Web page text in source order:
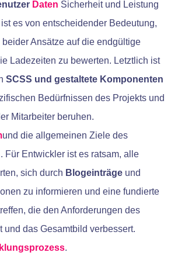
Daten Sicherheit und Leistung
es von entscheidender Bedeutung,
Ansätze auf die endgültige
Ladezeiten zu bewerten. Letztlich ist
SCSS und gestaltete Komponenten
Bedürfnissen des Projekts und
Mitarbeiter beruhen.
und die allgemeinen Ziele des
. Für Entwickler ist es ratsam, alle
sich durch Blogeinträge und
zu informieren und eine fundierte
die den Anforderungen des
und das Gesamtbild verbessert.
.